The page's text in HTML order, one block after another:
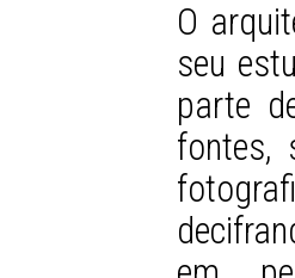
O
seu
parte
fontes,